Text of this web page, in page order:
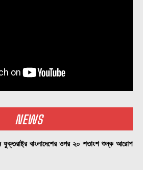
NEWS
বাংলাদেশের ওপর ২০ শতাংশ শুল্ক আরোপ